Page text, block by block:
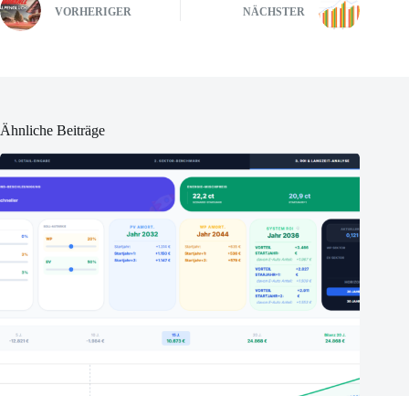
VORHERIGER NÄCHSTER
Ähnliche Beiträge